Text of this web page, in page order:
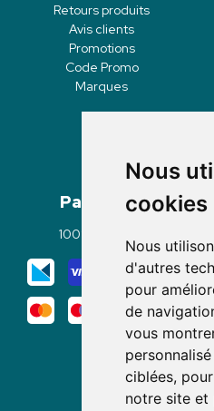
Nous
cookies
Nous
d'autres
pour
de
vous
ciblées,
notre site et
Retours produits
Avis clients
Promotions
Code Promo
Marques
Paiement
100% sécurisé